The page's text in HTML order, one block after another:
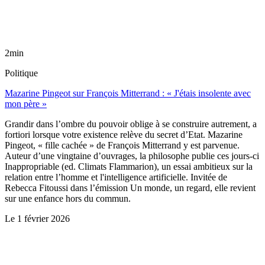
2min
Politique
Mazarine Pingeot sur François Mitterrand : « J'étais insolente avec
mon père »
Grandir dans l’ombre du pouvoir oblige à se construire autrement, a
fortiori lorsque votre existence relève du secret d’Etat. Mazarine
Pingeot, « fille cachée » de François Mitterrand y est parvenue.
Auteur d’une vingtaine d’ouvrages, la philosophe publie ces jours-ci
Inappropriable (ed. Climats Flammarion), un essai ambitieux sur la
relation entre l’homme et l'intelligence artificielle. Invitée de
Rebecca Fitoussi dans l’émission Un monde, un regard, elle revient
sur une enfance hors du commun.
Le 1 février 2026